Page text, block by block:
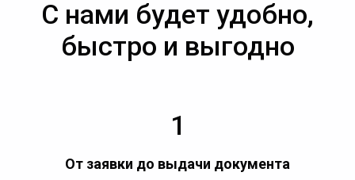
С нами будет удобно,
быстро и выгодно
1
От заявки до выдачи документа